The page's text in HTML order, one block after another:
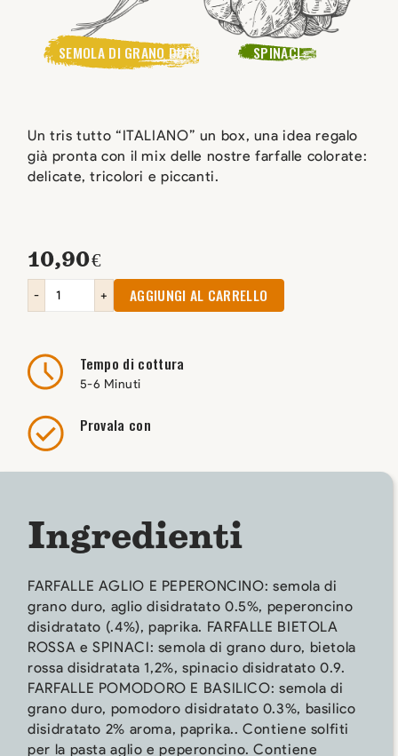
Un tris tutto “ITALIANO” un box, una idea regalo
già pronta con il mix delle nostre farfalle colorate:
delicate, tricolori e piccanti.
10,90€
- + AGGIUNGI AL CARRELLO
Tempo di cottura
5-6 Minuti
Provala con
SEMOLA DI GRANO DURO SPINACI
Ingredienti
FARFALLE AGLIO E PEPERONCINO: semola di
grano duro, aglio disidratato 0.5%, peperoncino
disidratato (.4%), paprika. FARFALLE BIETOLA
ROSSA e SPINACI: semola di grano duro, bietola
rossa disidratata 1,2%, spinacio disidratato 0.9.
FARFALLE POMODORO E BASILICO: semola di
grano duro, pomodoro disidratato 0.3%, basilico
disidratato 2% aroma, paprika.. Contiene solfiti
per la pasta aglio e peperoncino. Contiene